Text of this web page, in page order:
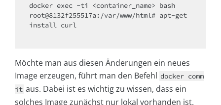
docker exec -ti <container_name> bash
root@8132f255517a:/var/www/html# apt-get
install curl
Möchte man aus diesen Änderungen ein neues
Image erzeugen, führt man den Befehl docker comm
it aus. Dabei ist es wichtig zu wissen, dass ein
solches Image zunächst nur lokal vorhanden ist.